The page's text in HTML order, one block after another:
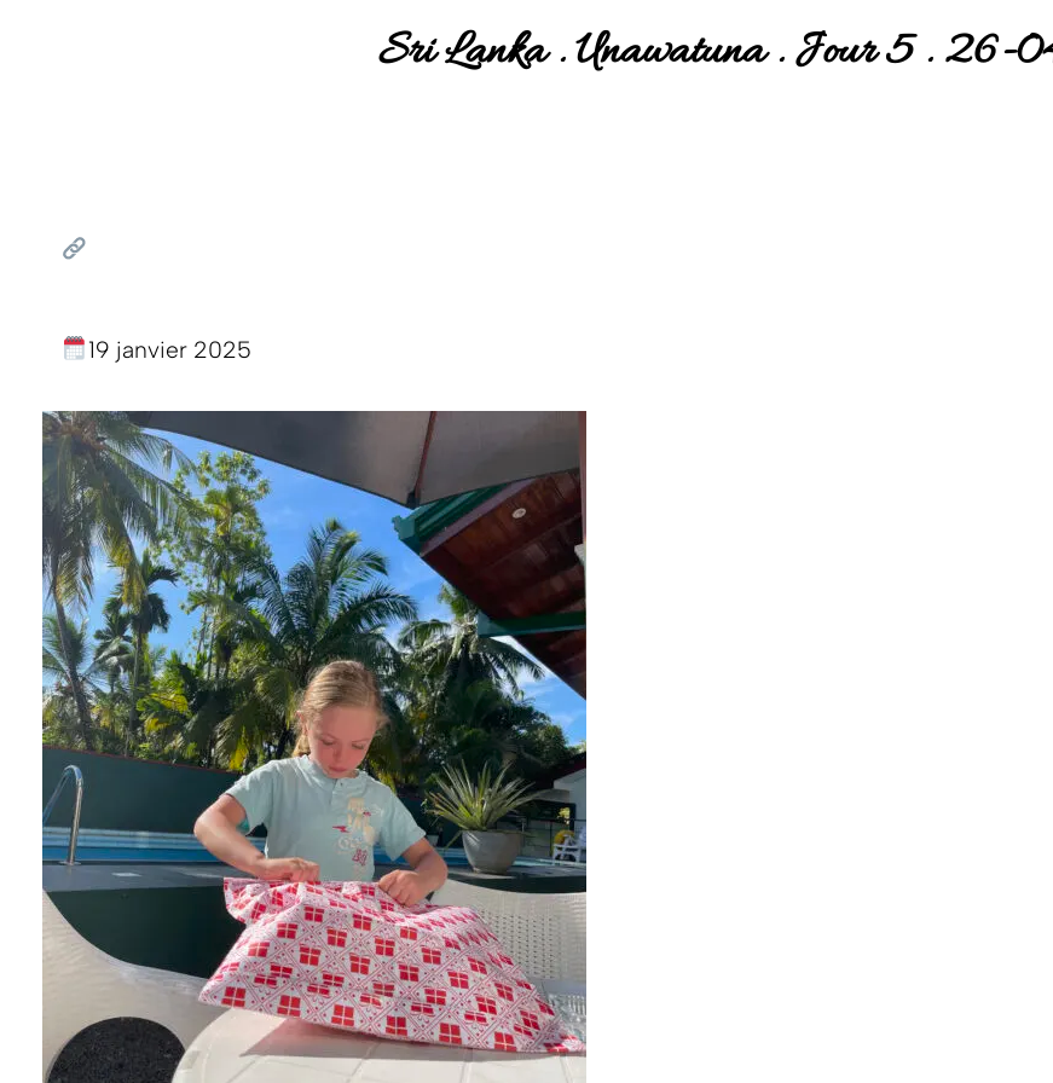
Sri Lanka . Unawatuna . Jour 5 . 26-
19 janvier 2025